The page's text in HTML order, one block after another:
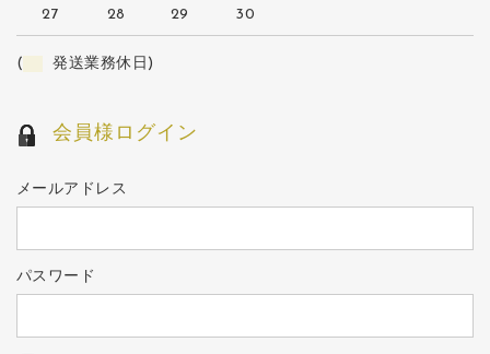
27 28 29 30
( 発送業務休日)
会員様ログイン
メールアドレス
パスワード